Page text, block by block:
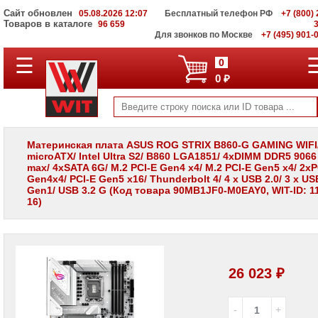
Сайт обновлен 05.08.2026 12:07
Товаров в каталоге 96 659
Бесплатный телефон РФ
+7 (800)
Для звонков по Москве
+7 (495) 901-
ПОЛНЫЙ
КАТАЛОГ
Корпоративные
серверы
WIT
Системы
хранения
данных
WIT
VI
панели
Проекторы
☰ 0
0 ₽
Материнская плата ASUS ROG STRIX B860-G GAMING
microATX/ Intel Ultra S2/ B860 LGA1851/ 4xDIMM DDR5 9066
max/ 4xSATA 6G/ M.2 PCI-E Gen4 x4/ M.2 PCI-E Gen5 x4/
Gen4x4/ PCI-E Gen5 x16/ Thunderbolt 4/ 4 x USB 2.0/ 3 x
Gen1/ USB 3.2 G (Код товара 90MB1JF0-M0EAY0, WIT-ID:
16)
26 023 ₽